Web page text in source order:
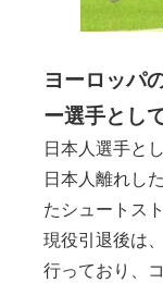
ヨーロッパ
ー選手とし
日本人選手と
日本人離れし
たシュートス
現役引退後は
行っており、